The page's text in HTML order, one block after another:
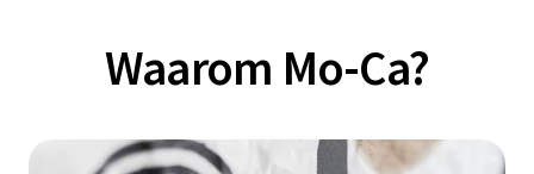
Waarom Mo-Ca?